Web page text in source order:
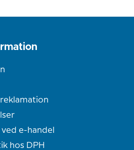
e-handel
hos DPH